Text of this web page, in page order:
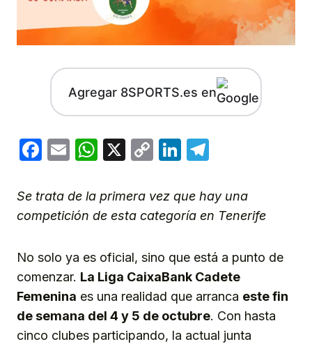
Agregar 8SPORTS.es en
Facebook
EmailWhatsApp
X
CopyLinkedIn
Se trata de la primera vez que hay una
competición de esta categoría en Tenerife
No solo ya es oficial, sino que está a punto de
comenzar. La Liga CaixaBank Cadete
Femenina es una realidad que arranca este fin
de semana del 4 y 5 de octubre. Con hasta
cinco clubes participando, la actual junta